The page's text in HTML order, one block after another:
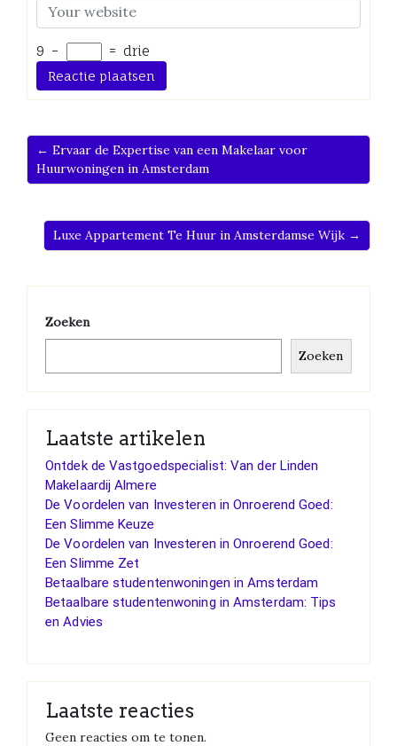
9 − = drie
← Ervaar de Expertise van een Makelaar voor
Huurwoningen in Amsterdam
Luxe Appartement Te Huur in Amsterdamse Wijk →
Zoeken
Zoeken
Laatste artikelen
Ontdek de Vastgoedspecialist: Van der Linden
Makelaardij Almere
De Voordelen van Investeren in Onroerend Goed:
Een Slimme Keuze
De Voordelen van Investeren in Onroerend Goed:
Een Slimme Zet
Betaalbare studentenwoningen in Amsterdam
Betaalbare studentenwoning in Amsterdam: Tips
en Advies
Laatste reacties
Geen reacties om te tonen.